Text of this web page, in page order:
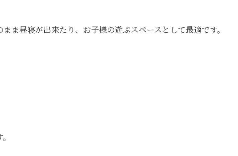
ま昼寝が出来たり、お子様の遊ぶスペースとして最適です。